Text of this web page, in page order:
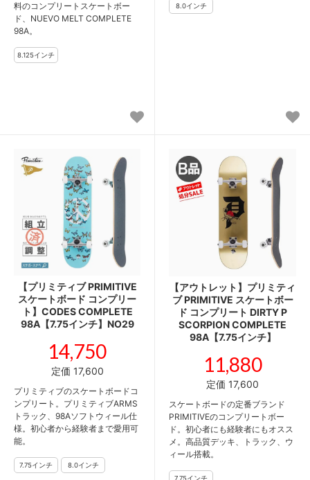
料のコンプリートスケートボー
ド、NUEVO MELT COMPLETE
98A。
【プリミティブ PRIMITIVE
スケートボード コンプリー
ト】CODES COMPLETE
98A【7.75インチ】NO29
14,750
定価 17,600
プリミティブのスケートボードコ
ンプリート。プリミティブARMS
トラック、98Aソフトウィール仕
様。初心者から経験者まで愛用可
能。
【アウトレット】プリミティ
ブ PRIMITIVE スケートボー
ド コンプリート DIRTY P
SCORPION COMPLETE
98A【7.75インチ】
11,880
定価 17,600
スケートボードの定番ブランド
PRIMITIVEのコンプリートボー
ド。初心者にも経験者にもオスス
メ。高品質デッキ、トラック、ウ
ィール搭載。